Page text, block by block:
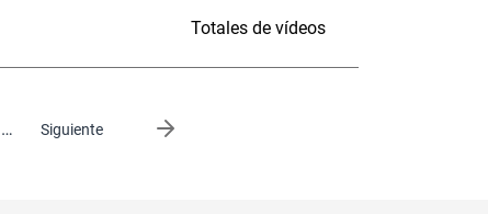
Totales de vídeos
… Siguiente
Siguiente página